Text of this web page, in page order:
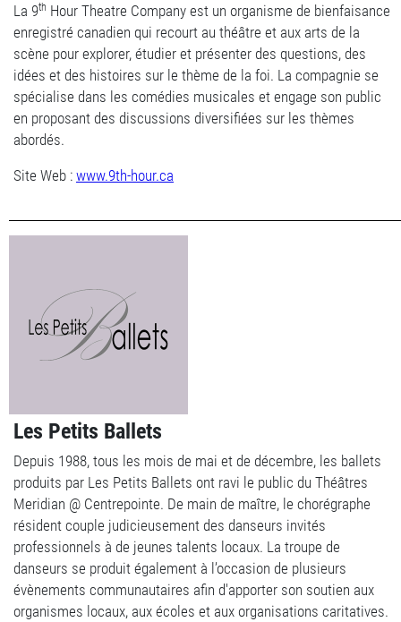
La 9th Hour Theatre Company est un organisme de bienfaisance
enregistré canadien qui recourt au théâtre et aux arts de la
scène pour explorer, étudier et présenter des questions, des
idées et des histoires sur le thème de la foi. La compagnie se
spécialise dans les comédies musicales et engage son public
en proposant des discussions diversifiées sur les thèmes
abordés.
Site Web : www.9th-hour.ca
Les Petits Ballets
Depuis 1988, tous les mois de mai et de décembre, les ballets
produits par Les Petits Ballets ont ravi le public du Théâtres
Meridian @ Centrepointe. De main de maître, le chorégraphe
résident couple judicieusement des danseurs invités
professionnels à de jeunes talents locaux. La troupe de
danseurs se produit également à l’occasion de plusieurs
évènements communautaires afin d'apporter son soutien aux
organismes locaux, aux écoles et aux organisations caritatives.